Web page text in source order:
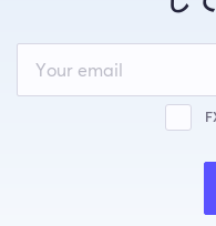
this
blank